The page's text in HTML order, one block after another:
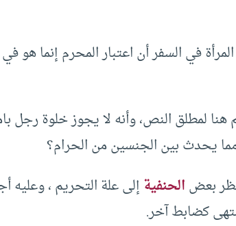
في السفر أن اعتبار المحرم إنما هو
لمطلق النص، وأنه لا يجوز خلوة رجل
يحدث بين الجنسين من الحرام؟
نظر بعضالحنفيةإلى علة التحريم ، وعليه
كضابط آخر.